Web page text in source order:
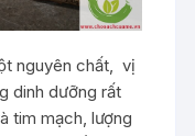
nguyên chất, vị
dinh dưỡng rất
tim mạch, lượng